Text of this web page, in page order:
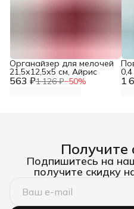
563 ₽1 126 ₽−50%
Органайзер для мелочей
21,5х12,5х5 см, Айрис
1
Получите
Подпишитесь на
получите скидку